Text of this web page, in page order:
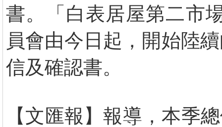
書。「白表居屋第二市
員會由今日起，開始陸
信及確認書。
【文匯報】報導，本季